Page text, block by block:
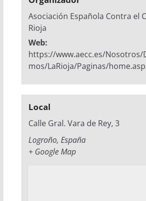
Asociación Española Contra el
Rioja
Web:
https://www.aecc.es/Nosotros/
mos/LaRioja/Paginas/
Local
Calle Gral. Vara de Rey, 3
Logroño, España
+ Google Map